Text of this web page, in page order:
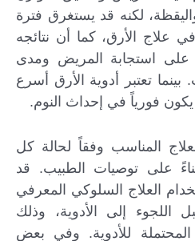
لكنه قد يستغرق فترة
علاج الأرق، كما أن نتائجه
استجابة المريض ومدى
بينما تعتبر أدوية الأرق أسرع
يكون فورياً في إحداث النوم.
المناسب وفقاً لحالة كل
على توصيات الطبيب. قد
العلاج السلوكي المعرفي
اللجوء إلى الأدوية، وذلك
المحتملة للأدوية. وفي بعض